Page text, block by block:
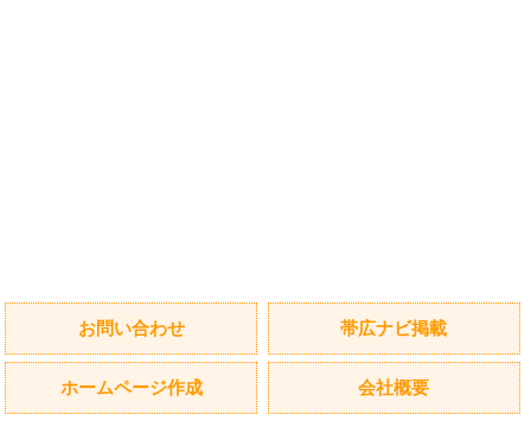
お問い合わせ 帯広ナビ掲載
ホームページ作成 会社概要